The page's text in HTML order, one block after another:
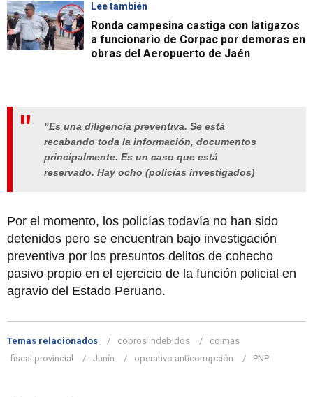
Lee también
Ronda campesina castiga con latigazos
a funcionario de Corpac por demoras en
obras del Aeropuerto de Jaén
"Es una diligencia preventiva. Se está
recabando toda la información, documentos
principalmente. Es un caso que está
reservado. Hay ocho (policías investigados)
Por el momento, los policías todavía no han sido
detenidos pero se encuentran bajo investigación
preventiva por los presuntos delitos de cohecho
pasivo propio en el ejercicio de la función policial en
agravio del Estado Peruano.
Temas relacionados cobros indebidos
coimas
fiscal provincial
Junín operativo anticorrupción PNP